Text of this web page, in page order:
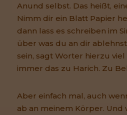
Anund selbst. Das heißt,
Nimm dir ein Blatt Papier
dann lass es schreiben im
über was du an dir
sein, sagt Worter hierzu
immer das zu Harich. Zu
Aber einfach mal, auch
ab an meinem Körper. Und